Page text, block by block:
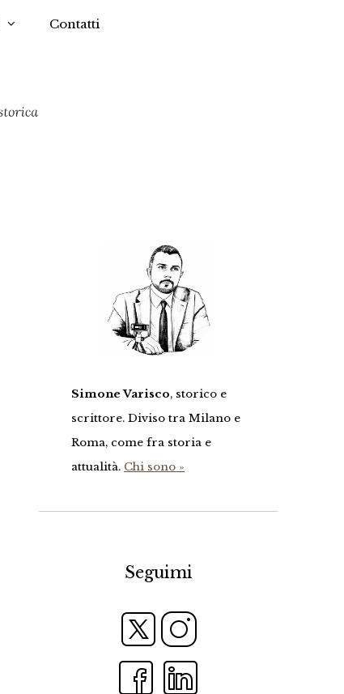
Contatti
Simone Varisco, storico e
scrittore. Diviso tra Milano e
Roma, come fra storia e
attualità. Chi sono »
Seguimi